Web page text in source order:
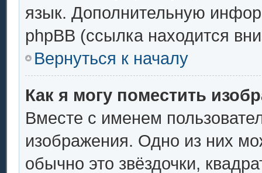
язык. Дополнительную
phpBB (ссылка находится
Вернуться к началу
Как я могу поместить
Вместе с именем
изображения. Одно из них
обычно это звёздочки,